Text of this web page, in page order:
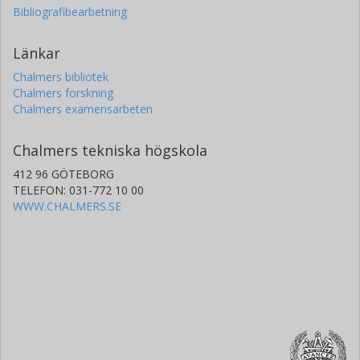
Bibliografibearbetning
Länkar
Chalmers bibliotek
Chalmers forskning
Chalmers examensarbeten
Chalmers tekniska högskola
412 96 GÖTEBORG
TELEFON: 031-772 10 00
WWW.CHALMERS.SE